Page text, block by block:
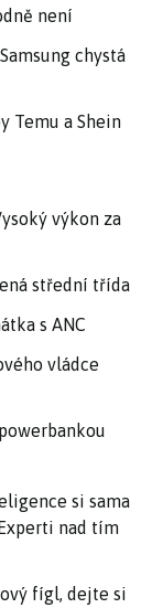
není
chystá
Temu a Shein
výkon za
střední třída
s ANC
vládce
si sama
nad tím
fígl, dejte si